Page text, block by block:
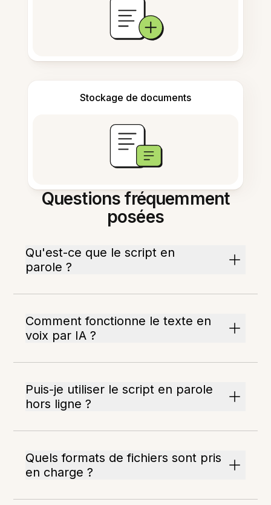
Stockage de documents
Questions fréquemment
posées
Qu'est-ce que le script en
parole ?
Comment fonctionne le texte en
voix par IA ?
Puis-je utiliser le script en parole
hors ligne ?
Quels formats de fichiers sont pris
en charge ?